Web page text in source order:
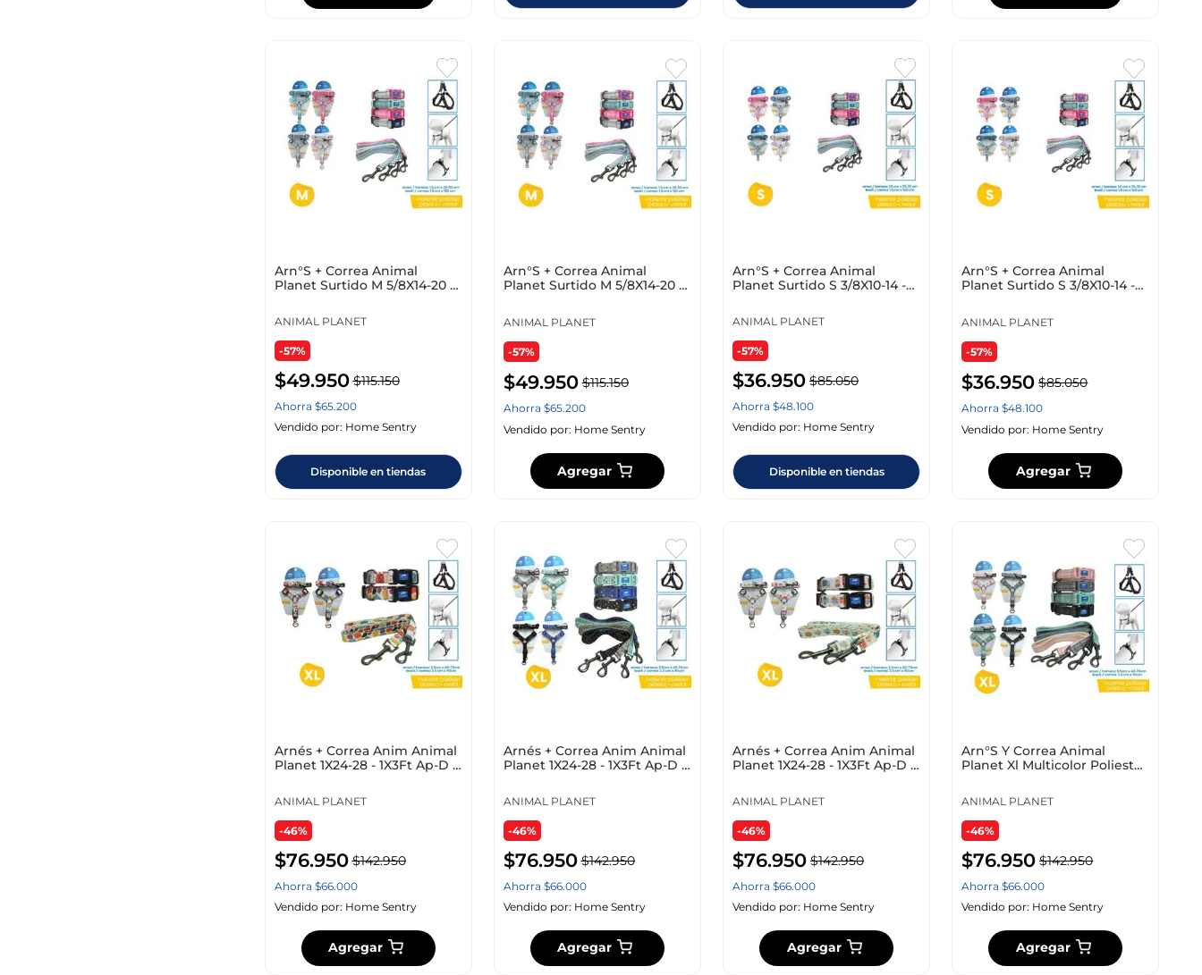
Arn°S + Correa Animal
Planet Surtido M 5/8X14-20 -
ANIMAL PLANET
-57%
$49.950 $115.150
Ahorra $65.200
Vendido por: Home Sentry
Disponible en tiendas
Arn°S + Correa Animal
Planet Surtido M 5/8X14-20 -
ANIMAL PLANET
-57%
$49.950 $115.150
Ahorra $65.200
Vendido por: Home Sentry
Agregar
Arn°S + Correa Animal
Planet Surtido S 3/8X10-14 -
ANIMAL PLANET
-57%
$36.950 $85.050
Ahorra $48.100
Vendido por: Home Sentry
Disponible en tiendas
Arn°S + Correa Animal
Planet Surtido S 3/8X10-14 -
ANIMAL PLANET
-57%
$36.950 $85.050
Ahorra$48.100
Vendido por: Home Sentry
Agregar
Arnés + Correa Anim Animal
Planet 1X24-28 - 1X3Ft Ap-D L
ANIMAL PLANET
-46%
$76.950 $142.950
Ahorra $66.000
Vendido por: Home Sentry
Agregar
Arnés + Correa Anim Animal
Planet 1X24-28 - 1X3Ft Ap-D L
ANIMAL PLANET
-46%
$76.950 $142.950
Ahorra $66.000
Vendido por: Home Sentry
Agregar
Arnés + Correa Anim Animal
Planet 1X24-28 - 1X3Ft Ap-D L
ANIMAL PLANET
-46%
$76.950 $142.950
Ahorra $66.000
Vendido por: Home Sentry
Agregar
Arn°S Y Correa Animal
Planet Xl Multicolor Poliester
ANIMAL PLANET
-46%
$76.950 $142.950
Ahorra$66.000
Vendido por: Home Sentry
Agregar